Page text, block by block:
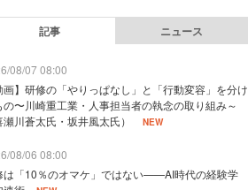
記事 ニュース
08/07 08:00
画】研修の「やりっぱなし」と「行動変容」を分け
の〜川崎重工業・人事担当者の執念の取り組み～
瀬川蒼太氏・坂井風太氏）
NEW
08/06 08:00
は「10％のオマケ」ではない——AI時代の経験学